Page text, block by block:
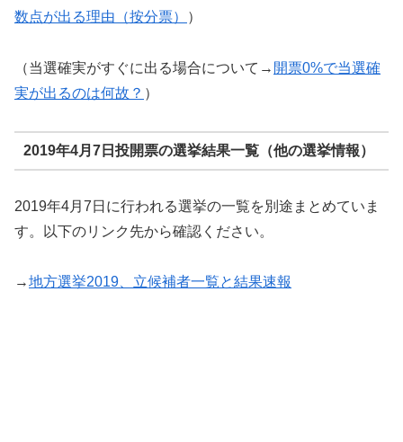
数点が出る理由（按分票）
）
（当選確実がすぐに出る場合について→ 開票0%で当選確
実が出るのは何故？ ）
2019年4月7日投開票の選挙結果一覧（他の選挙情報）
2019年4月7日に行われる選挙の一覧を別途まとめていま
す。以下のリンク先から確認ください。
→地方選挙2019、立候補者一覧と結果速報